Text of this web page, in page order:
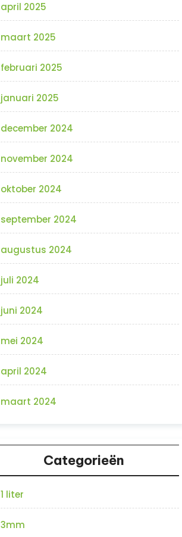
april 2025
maart 2025
februari 2025
januari 2025
december 2024
november 2024
oktober 2024
september 2024
augustus 2024
juli 2024
juni 2024
mei 2024
april 2024
maart 2024
Categorieën
1 liter
3mm